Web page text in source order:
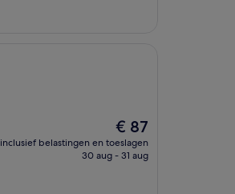
De
prijs
is
€ 87
inclusief belastingen en toeslagen
30 aug - 31 aug